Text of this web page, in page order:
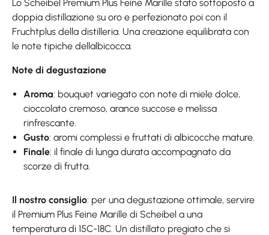
Lo Scheibel Premium Plus Feine Marille stato sottoposto a
doppia distillazione su oro e perfezionato poi con il
Fruchtplus della distilleria. Una creazione equilibrata con
le note tipiche dellalbicocca.
Note di degustazione
Aroma: bouquet variegato con note di miele dolce,
cioccolato cremoso, arance succose e melissa
rinfrescante.
Gusto: aromi complessi e fruttati di albicocche mature.
Finale: il finale di lunga durata accompagnato da
scorze di frutta.
Il nostro consiglio: per una degustazione ottimale, servire
il Premium Plus Feine Marille di Scheibel a una
temperatura di 15C-18C. Un distillato pregiato che si